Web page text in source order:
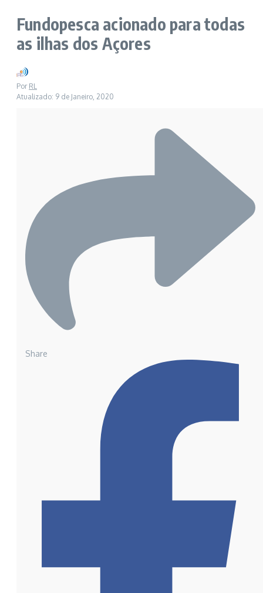
Fundopesca acionado para todas
as ilhas dos Açores
Por RL
Atualizado: 9 de Janeiro, 2020
Share